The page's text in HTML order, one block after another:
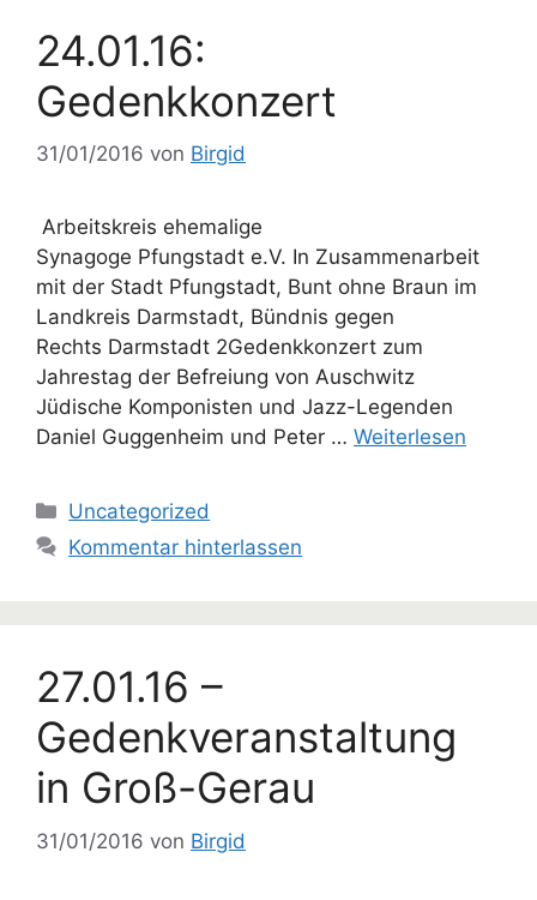
24.01.16:
Gedenkkonzert
31/01/2016 von Birgid
Arbeitskreis ehemalige
Synagoge Pfungstadt e.V. In Zusammenarbeit
mit der Stadt Pfungstadt, Bunt ohne Braun im
Landkreis Darmstadt, Bündnis gegen
Rechts Darmstadt 2Gedenkkonzert zum
Jahrestag der Befreiung von Auschwitz
Jüdische Komponisten und Jazz-Legenden
Daniel Guggenheim und Peter … Weiterlesen
Kategorien
Uncategorized
Kommentar hinterlassen
27.01.16 –
Gedenkveranstaltung
in Groß-Gerau
31/01/2016 von Birgid